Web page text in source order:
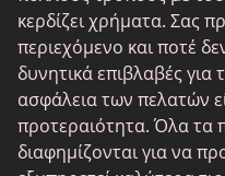
Μαύροι ιστότοποι
SugarDaddyMeet
LatinAmericanCupid
CatholicMatch
κερδίζει χρήματα. Σας
περιεχόμενο και ποτέ
δυνητικά επιβλαβές για
ασφάλεια των πελατών
προτεραιότητα. Όλα τα
διαφημίζονται για να